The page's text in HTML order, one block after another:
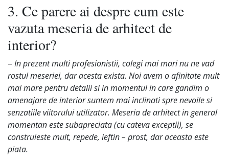
3. Ce parere ai despre cum este
vazuta meseria de arhitect de
interior?
– In prezent multi profesionistii, colegi mai mari nu ne vad
rostul meseriei, dar acesta exista. Noi avem o afinitate mult
mai mare pentru detalii si in momentul in care gandim o
amenajare de interior suntem mai inclinati spre nevoile si
senzatiile viitorului utilizator. Meseria de arhitect in general
momentan este subapreciata (cu cateva exceptii), se
construieste mult, repede, ieftin – prost, dar aceasta este
piata.